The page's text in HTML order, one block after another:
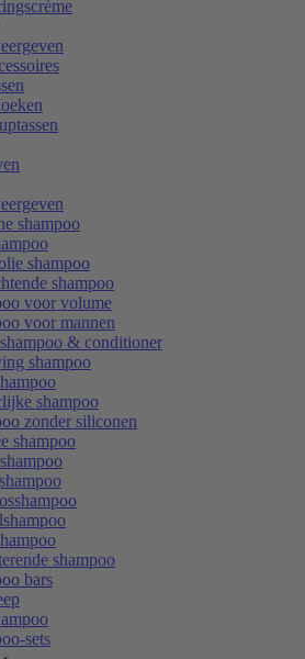
shampoo
shampoo
shampoo
voor volume
voor mannen
& conditioner
shampoo
shampoo
zonder siliconen
shampoo
shampoo
bars
sets